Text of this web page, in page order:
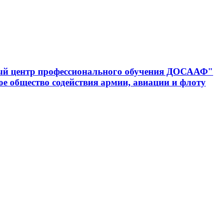
центр профессионального обучения ДОСААФ"
общество содействия армии, авиации и флоту